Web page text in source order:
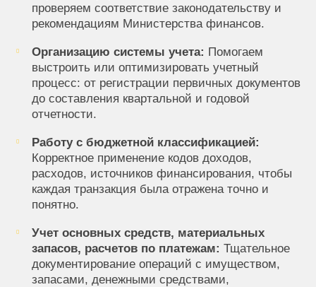
проверяем соответствие законодательству и
рекомендациям Министерства финансов.
Организацию системы учета: Помогаем
выстроить или оптимизировать учетный
процесс: от регистрации первичных документов
до составления квартальной и годовой
отчетности.
Работу с бюджетной классификацией:
Корректное применение кодов доходов,
расходов, источников финансирования, чтобы
каждая транзакция была отражена точно и
понятно.
Учет основных средств, материальных
запасов, расчетов по платежам: Тщательное
документирование операций с имуществом,
запасами, денежными средствами,